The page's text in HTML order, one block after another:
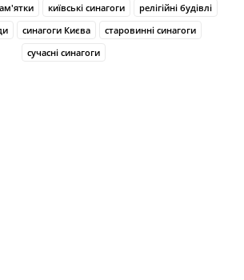
київські синагоги
релігійні будівлі
синагоги Києва
старовинні синагоги
сучасні синагоги